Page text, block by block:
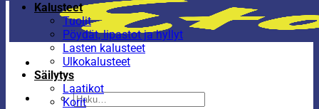
Etsi:
Kalusteet
Tuolit
Pöydät, lipastot ja hyllyt
Lasten kalusteet
Ulkokalusteet
Säilytys
Laatikot
Korit